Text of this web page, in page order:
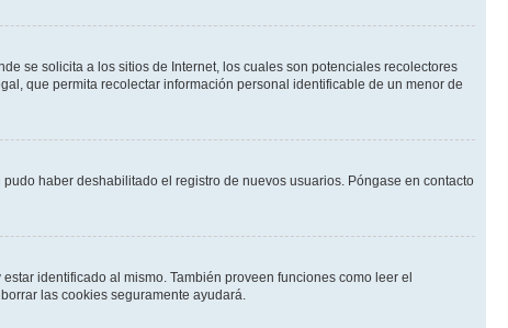
se solicita a los sitios de Internet, los cuales son potenciales recolectores
que permita recolectar información personal identificable de un menor de
haber deshabilitado el registro de nuevos usuarios. Póngase en contacto
identificado al mismo. También proveen funciones como leer el
las cookies seguramente ayudará.